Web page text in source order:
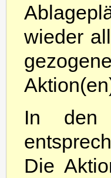
wieder
In den
Die